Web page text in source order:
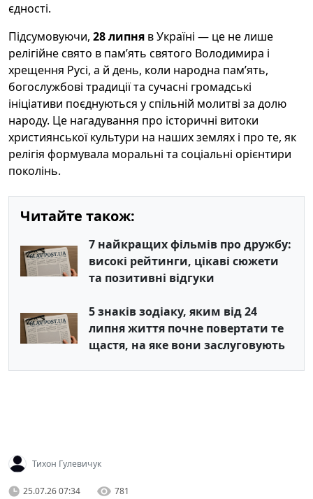
єдності.
Підсумовуючи, 28 липня в Україні — це не лише
релігійне свято в пам’ять святого Володимира і
хрещення Русі, а й день, коли народна пам’ять,
богослужбові традиції та сучасні громадські
ініціативи поєднуються у спільній молитві за долю
народу. Це нагадування про історичні витоки
християнської культури на наших землях і про те, як
релігія формувала моральні та соціальні орієнтири
поколінь.
Читайте також:
7 найкращих фільмів про дружбу:
високі рейтинги, цікаві сюжети
та позитивні відгуки
5 знаків зодіаку, яким від 24
липня життя почне повертати те
щастя, на яке вони заслуговують
Тихон Гулевичук
25.07.26 07:34 781